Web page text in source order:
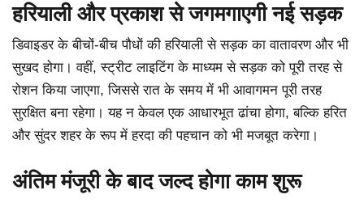
हरियाली और प्रकाश से जगमगाएगी नई सड़क
डिवाइडर के बीचों-बीच पौधों की हरियाली से सड़क का वातावरण और भी
सुखद होगा। वहीं, स्ट्रीट लाइटिंग के माध्यम से सड़क को पूरी तरह से
रोशन किया जाएगा, जिससे रात के समय में भी आवागमन पूरी तरह
सुरक्षित बना रहेगा। यह न केवल एक आधारभूत ढांचा होगा, बल्कि हरित
और सुंदर शहर के रूप में हरदा की पहचान को भी मजबूत करेगा।
अंतिम मंजूरी के बाद जल्द होगा काम शुरू